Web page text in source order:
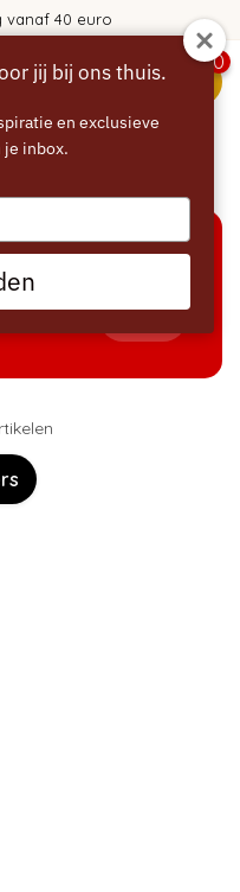
vanaf 40 euro
0
bij mijn
jij bij ons thuis.
en exclusieve
je inbox.